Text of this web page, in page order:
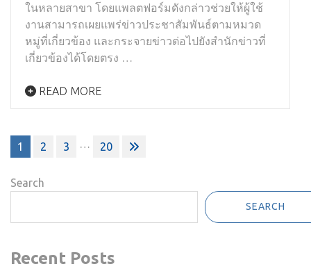
ในหลายสาขา โดยแพลตฟอร์มดังกล่าวช่วยให้ผู้ใช้
งานสามารถเผยแพร่ข่าวประชาสัมพันธ์ตามหมวด
หมู่ที่เกี่ยวข้อง และกระจายข่าวต่อไปยังสำนักข่าวที่
เกี่ยวข้องได้โดยตรง …
READ MORE
Posts
pagination
1 2 3 … 20
Search
SEARCH
Recent Posts